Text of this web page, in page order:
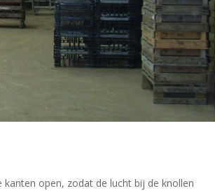
kanten open, zodat de lucht bij de knollen